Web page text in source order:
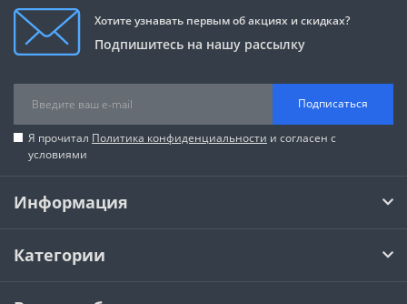
Хотите узнавать первым об акциях и скидках?
Подпишитесь на нашу рассылку
Подписаться
Я прочитал Политика конфиденциальности и согласен с
условиями
Информация
Категории